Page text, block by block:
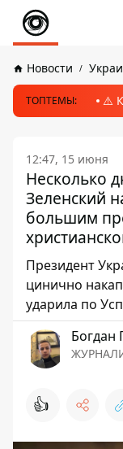
Новости
ТОПТЕМЫ: ⚠️
12:47, 15 июня
Несколько
Зеленский
большим
Президент
цинично
ударила по
Богдан
👍